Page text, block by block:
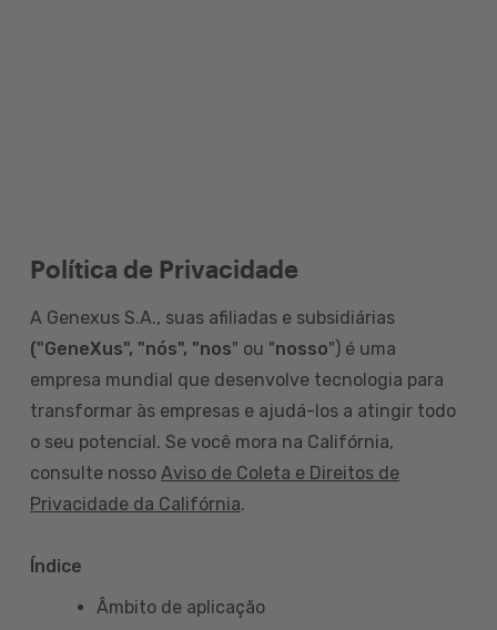
Política de Privacidade
A Genexus S.A., suas afiliadas e subsidiárias
("GeneXus", "nós", "nos" ou "nosso") é uma
empresa mundial que desenvolve tecnologia para
transformar às empresas e ajudá-los a atingir todo
o seu potencial. Se você mora na Califórnia,
consulte nosso Aviso de Coleta e Direitos de
Privacidade da Califórnia.
Índice
Âmbito de aplicação